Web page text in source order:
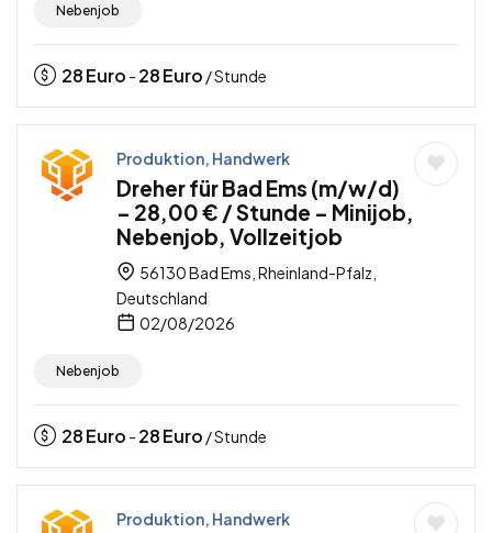
Nebenjob
28Euro - 28Euro / Stunde
Produktion, Handwerk
Dreher für Bad Ems (m/w/d)
– 28,00 € / Stunde – Minijob,
Nebenjob, Vollzeitjob
56130 Bad Ems, Rheinland-Pfalz,
Deutschland
02/08/2026
Nebenjob
28Euro - 28Euro / Stunde
Produktion, Handwerk